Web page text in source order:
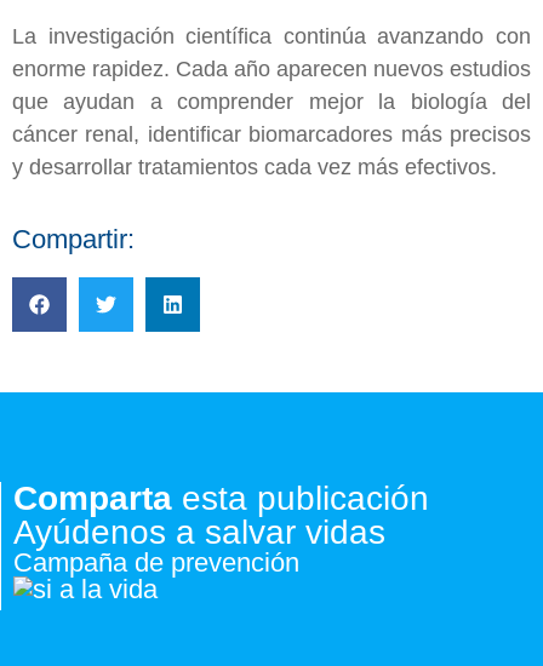
La investigación científica continúa avanzando con
enorme rapidez. Cada año aparecen nuevos estudios
que ayudan a comprender mejor la biología del
cáncer renal, identificar biomarcadores más precisos
y desarrollar tratamientos cada vez más efectivos.
Compartir:
Comparta esta publicación
Ayúdenos a salvar vidas
Campaña de prevención